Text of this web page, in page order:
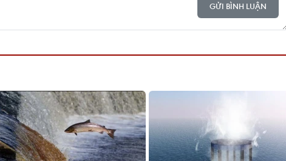
GỬI BÌNH LUẬN